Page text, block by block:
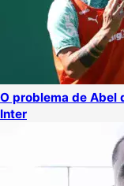
O problema de Abel
Inter